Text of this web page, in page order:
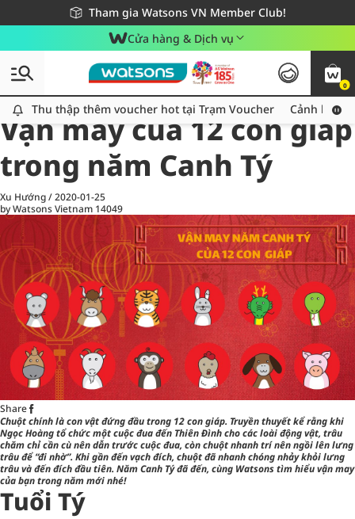
Tham gia Watsons VN Member Club!
Miễn phí giao hàng cho đơn hàng từ 249,000Đ
Giao hàng nhanh 24h - Áp dụng khu vực TP. Hồ Chí Minh
Cửa hàng & Dịch vụ
0
Thu thập thêm voucher hot tại Trạm Voucher
Thu thập thêm voucher hot tại Trạm Voucher Cảnh báo
All
Chăm Sóc Cá Nhân
Vận may của 12 con giáp
trong năm Canh Tý
Xu Hướng/2020-01-25
by Watsons Vietnam 14049
Share
Chuột chính là con vật đứng đầu trong 12 con giáp. Truyền thuyết kể rằng khi
Ngọc Hoàng tổ chức một cuộc đua đến Thiên Đình cho các loài động vật, trâu
chăm chỉ cần cù nên dẫn trước cuộc đua, còn chuột nhanh trí nên ngồi lên lưng
trâu để “đi nhờ”. Khi gần đến vạch đích, chuột đã nhanh chóng nhảy khỏi lưng
trâu và đến đích đầu tiên. Năm Canh Tý đã đến, cùng Watsons tìm hiểu vận may
của bạn trong năm mới nhé!
Tuổi Tý